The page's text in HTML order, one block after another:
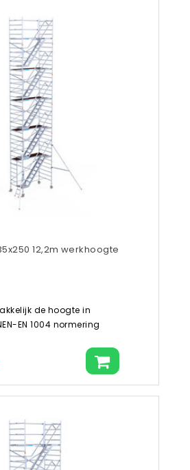
12,2m werkhoogte
de hoogte in
EN 1004 normering